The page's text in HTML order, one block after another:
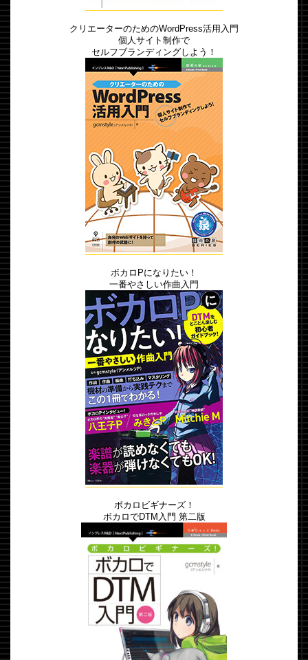
クリエーターのためのWordPress活用入門
個人サイト制作で
セルフブランディングしよう！
ボカロPになりたい！
一番やさしい作曲入門
ボカロビギナーズ！
ボカロでDTM入門 第二版